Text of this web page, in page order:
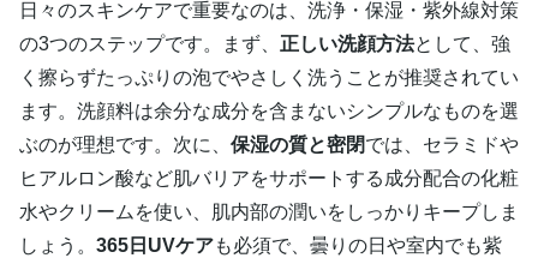
日々のスキンケアで重要なのは、洗浄・保湿・紫外線対策
の3つのステップです。まず、 正しい洗顔方法として、強
く擦らずたっぷりの泡でやさしく洗うことが推奨されてい
ます。洗顔料は余分な成分を含まないシンプルなものを選
ぶのが理想です。次に、 保湿の質と密閉では、セラミドや
ヒアルロン酸など肌バリアをサポートする成分配合の化粧
水やクリームを使い、肌内部の潤いをしっかりキープしま
しょう。 365日UVケアも必須で、曇りの日や室内でも紫